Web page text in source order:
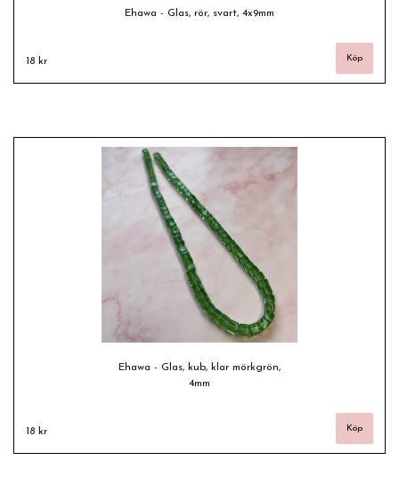
Ehawa - Glas, rör, svart, 4x9mm
18 kr
Ehawa - Glas, kub, klar mörkgrön,
4mm
18 kr